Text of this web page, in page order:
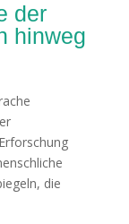
der
hinweg
die